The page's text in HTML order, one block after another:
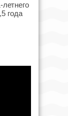
года